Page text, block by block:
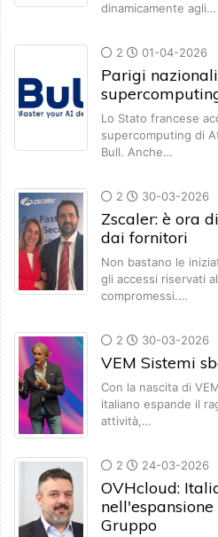
dinamicamente agli…
2 01-04-2026
Parigi
Lo Stato francese
supercomputing di
Bull. Anche…
2 30-03-2026
Zscaler: è ora
dai fornitori
Non bastano le
gli accessi riservati
compromessi.…
2 30-03-2026
VEM Sistemi
Con la nascita di
italiano espande il
attività,…
2 24-03-2026
OVHcloud:
Gruppo